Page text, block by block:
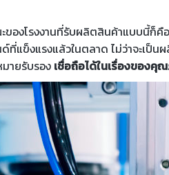
องโรงงานที่รับผลิตสินค้าแบบนี้ก็คื
ข็งแรงแล้วในตลาด ไม่ว่าจะเป็น
ายรับรอง เชื่อถือได้ในเรื่องของคุ